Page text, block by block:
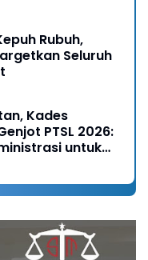
Rubuh,
Seluruh
Kades
PTSL 2026:
untuk